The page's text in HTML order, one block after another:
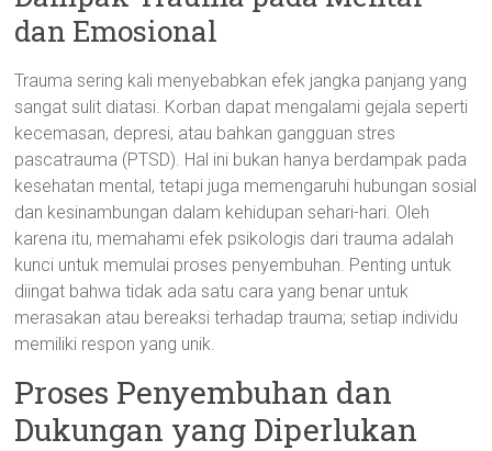
dan Emosional
Trauma sering kali menyebabkan efek jangka panjang yang
sangat sulit diatasi. Korban dapat mengalami gejala seperti
kecemasan, depresi, atau bahkan gangguan stres
pascatrauma (PTSD). Hal ini bukan hanya berdampak pada
kesehatan mental, tetapi juga memengaruhi hubungan sosial
dan kesinambungan dalam kehidupan sehari-hari. Oleh
karena itu, memahami efek psikologis dari trauma adalah
kunci untuk memulai proses penyembuhan. Penting untuk
diingat bahwa tidak ada satu cara yang benar untuk
merasakan atau bereaksi terhadap trauma; setiap individu
memiliki respon yang unik.
Proses Penyembuhan dan
Dukungan yang Diperlukan